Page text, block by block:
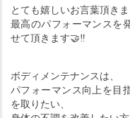
とても嬉しいお言葉頂き
最高のパフォーマンスを
せて頂きます🤝‼︎
ボディメンテナンスは、
パフォーマンス向上を目
を取りたい、